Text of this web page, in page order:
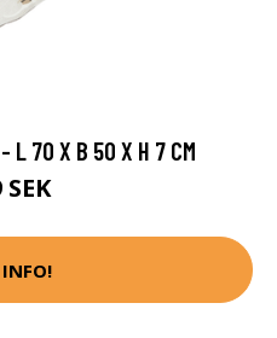
L 70 X B 50 X H 7 CM
INFO!